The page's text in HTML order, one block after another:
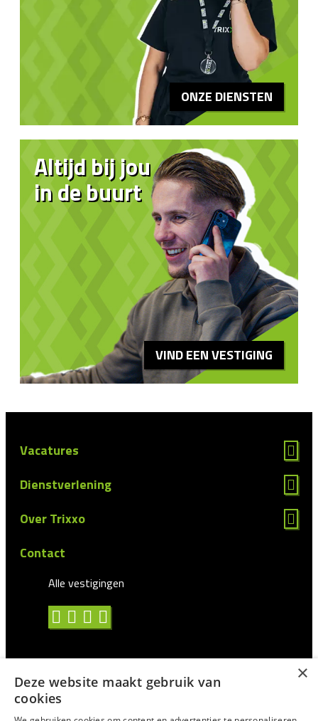
ONZE DIENSTEN
Altijd bij jou
in de buurt
VIND EEN VESTIGING
Vacatures
Dienstverlening
Over Trixxo
Contact
Alle vestigingen
Algemene voorwaarden
×
Deze website maakt gebruik van
cookies